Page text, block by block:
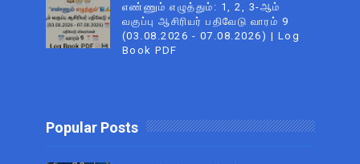
எண்ணும் எழுத்தும்: 1, 2, 3-ஆம்
வகுப்பு ஆசிரியர் பதிவேடு வாரம் 9
(03.08.2026 - 07.08.2026) | Log
Book PDF
Popular Posts